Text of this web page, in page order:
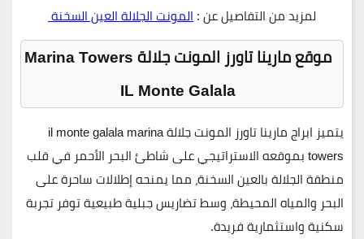
لمزيد من التفاصيل عن :المونت الجلالة العين السخنة
موقع مارينا تاورز المونت جلالةMarina Towers
IL Monte Galala
يتميز
ابراج مارينا تاورز المونت جلالة il monte galala marina
towersبموقعه الاستراتيجي علىشاطئ البحر الأحمر في قلب
منطقة الجلالة بالعين السخنة، مما يمنحه إطلالات ساحرة على
البحر والمياه المحيطة، وسط تضاريس جبلية طبيعية توفر تجربة
سكنية واستثمارية فريدة.